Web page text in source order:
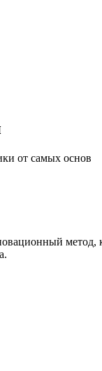
от самых основ
метод,